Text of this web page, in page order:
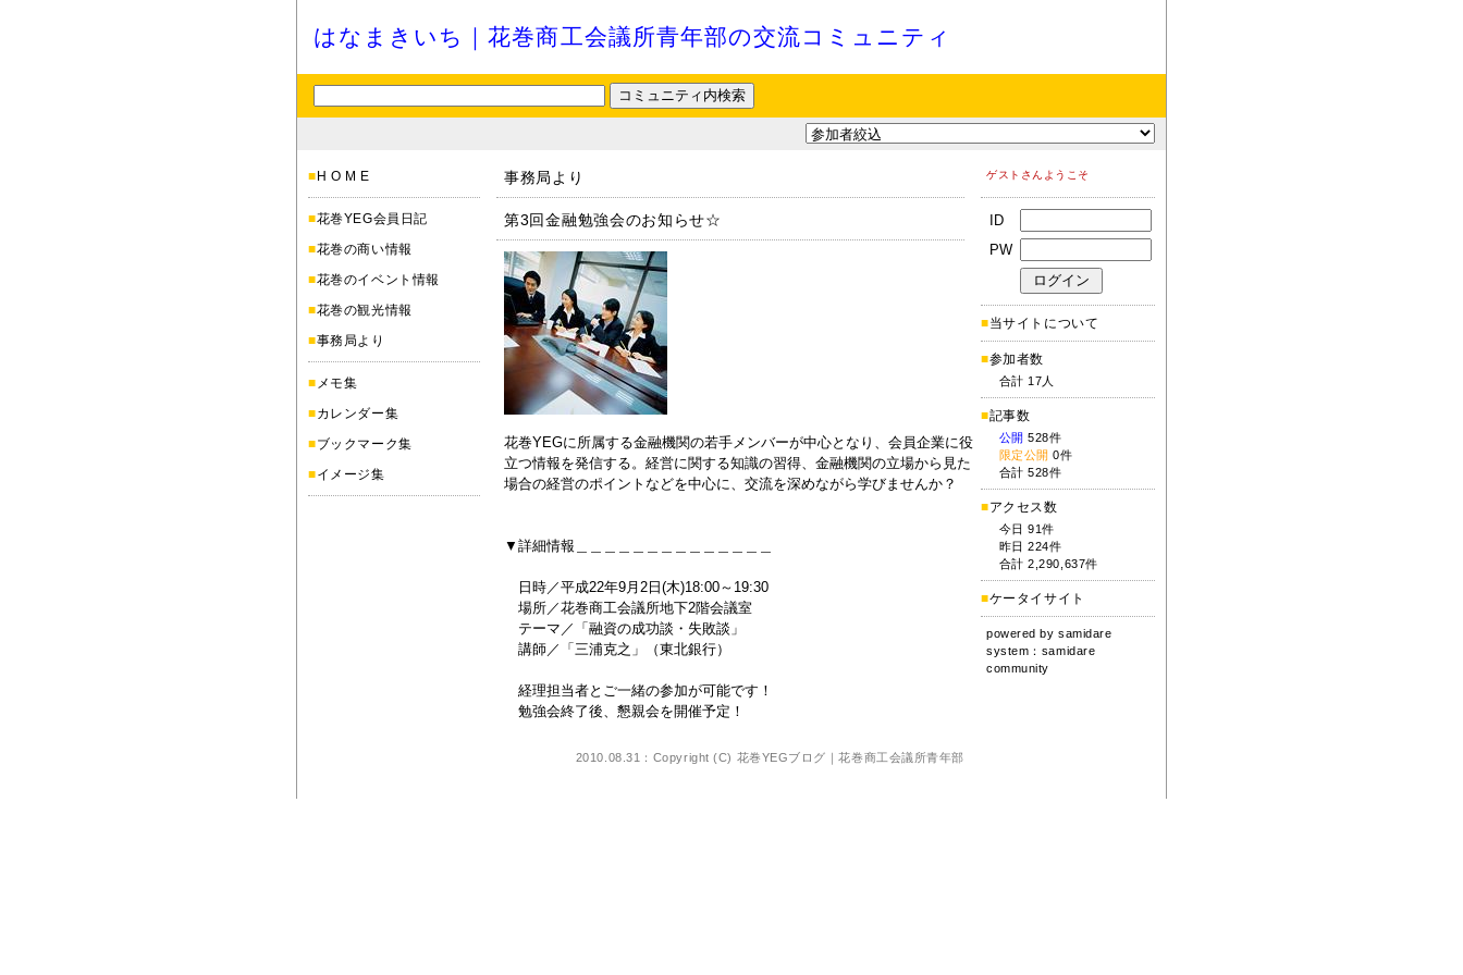
はなまきいち｜花巻商工会議所青年部の交流コミュニティ
■ H O M E
■花巻YEG会員日記
■花巻の商い情報
■花巻のイベント情報
■花巻の観光情報
■事務局より
■ メモ集
■カレンダー集
■ブックマーク集
■イメージ集
事務局より
第3回金融勉強会のお知らせ☆
花巻YEGに所属する金融機関の若手メンバーが中心となり、会員企業に役
立つ情報を発信する。経営に関する知識の習得、金融機関の立場から見た
場合の経営のポイントなどを中心に、交流を深めながら学びませんか？
▼詳細情報＿＿＿＿＿＿＿＿＿＿＿＿＿＿
日時／平成22年9月2日(木)18:00～19:30
場所／花巻商工会議所地下2階会議室
テーマ／「融資の成功談・失敗談」
講師／「三浦克之」（東北銀行）
経理担当者とご一緒の参加が可能です！
勉強会終了後、懇親会を開催予定！
2010.08.31：Copyright (C) 花巻YEGブログ｜花巻商工会議所青年部
ゲストさんようこそ
ID
PW
■当サイトについて
■参加者数
合計 17人
■記事数
公開 528件
限定公開 0件
合計 528件
■アクセス数
今日 91件
昨日 224件
合計 2,290,637件
■ケータイサイト
powered bysamidare
system： samidare
community